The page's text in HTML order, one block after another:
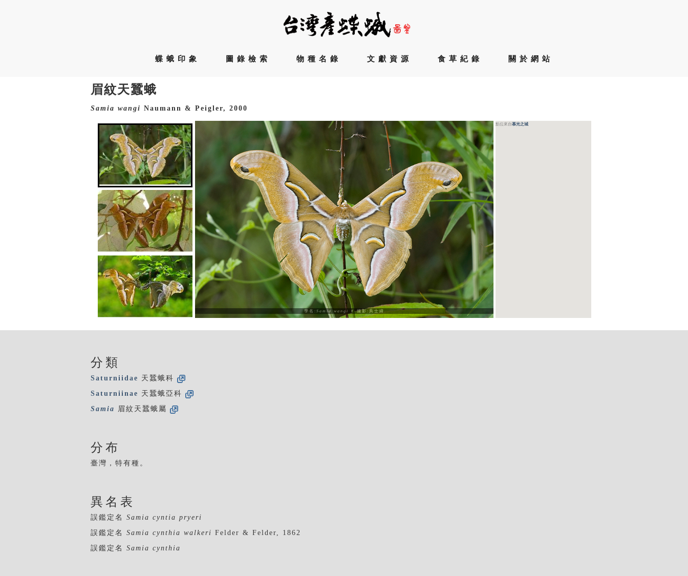
蝶蛾印象 圖錄檢索 物種名錄 文獻資源 食草紀錄 關於網站
眉紋天蠶蛾
Samia wangi Naumann & Peigler, 2000
學名: Samia wangi ♂ 攝影:吳士緯
點位來自慕光之城
分類
Saturniidae 天蠶蛾科
Saturniinae 天蠶蛾亞科
Samia 眉紋天蠶蛾屬
分布
臺灣，特有種。
異名表
誤鑑定名 Samia cyntia pryeri
誤鑑定名 Samia cynthia walkeri Felder & Felder, 1862
誤鑑定名 Samia cynthia